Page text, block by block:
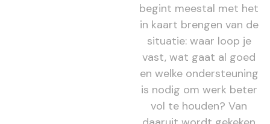
begint meestal met het
in kaart brengen van de
situatie: waar loop je
vast, wat gaat al goed
en welke ondersteuning
is nodig om werk beter
vol te houden? Van